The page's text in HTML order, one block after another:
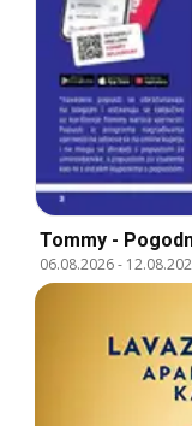
Tommy -
06.08.2026-